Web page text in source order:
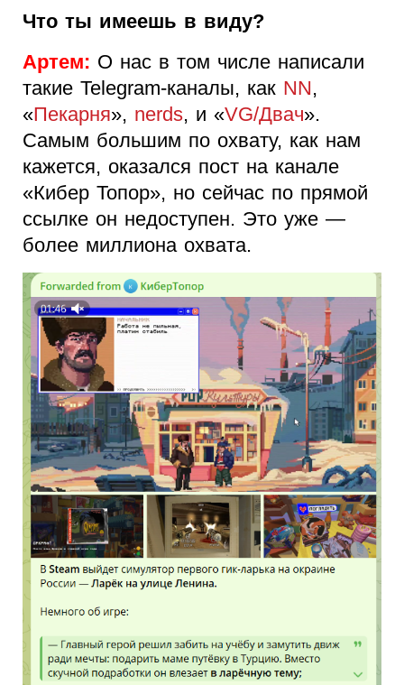
Что ты имеешь в виду?
Артем: О нас в том числе написали
такие Telegram-каналы, как NN,
«Пекарня», nerds, и «VG/Двач».
Самым большим по охвату, как нам
кажется, оказался пост на канале
«Кибер Топор», но сейчас по прямой
ссылке он недоступен. Это уже —
более миллиона охвата.